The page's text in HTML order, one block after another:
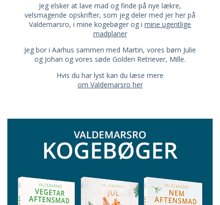
Jeg elsker at lave mad og finde på nye lækre,
velsmagende opskrifter, som jeg deler med jer her på
Valdemarsro, i mine kogebøger og i mine ugentlige
madplaner
Jeg bor i Aarhus sammen med Martin, vores børn Julie
og Johan og vores søde Golden Retriever, Mille.
Hvis du har lyst kan du læse mere
om Valdemarsro her